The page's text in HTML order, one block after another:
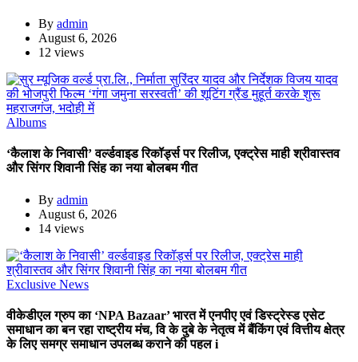
By admin
August 6, 2026
12 views
Albums
‘कैलाश के निवासी’ वर्ल्डवाइड रिकॉर्ड्स पर रिलीज, एक्ट्रेस माही श्रीवास्तव
और सिंगर शिवानी सिंह का नया बोलबम गीत
By admin
August 6, 2026
14 views
Exclusive News
वीकेडीएल ग्रुप का ‘NPA Bazaar’ भारत में एनपीए एवं डिस्ट्रेस्ड एसेट
समाधान का बन रहा राष्ट्रीय मंच, वि के दुबे के नेतृत्व में बैंकिंग एवं वित्तीय क्षेत्र
के लिए समग्र समाधान उपलब्ध कराने की पहल i